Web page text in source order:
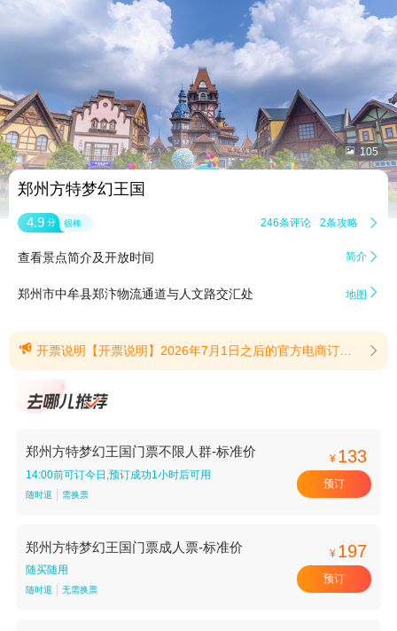
 105
郑州方特梦幻王国
4.9 分 很棒 246条评论 2条攻略 
查看景点简介及开放时间 简介 
郑州市中牟县郑汴物流通道与人文路交汇处 地图 
 开票说明【开票说明】2026年7月1日之后的官方电商订单游客可自助开票，开票说明： 如需开具发票，请您登录"方特旅游"APP或微信小程序，前往"我的订单"对应订单详情页，选择开具电子发票；7月1日之前的订单可以前往景区郑州方特公众号扫码开具发票。(提示有效期2026/7/7至2026/12/31) 
郑州方特梦幻王国门票不限人群-标准价
14:00前可订今日,预订成功1小时后可用
随时退 需换票
¥ 133
预订
郑州方特梦幻王国门票成人票-标准价
随买随用
随时退 无需换票
¥ 197
预订